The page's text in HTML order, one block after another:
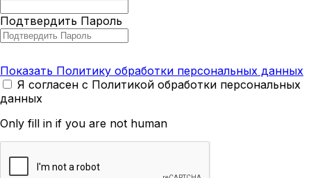
Подтвердить Пароль
Показать Политику обработки персональных данных
Я согласен с Политикой обработки персональных
данных
Only fill in if you are not human